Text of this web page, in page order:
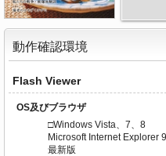
動作確認環境
Flash Viewer
OS及びブラウザ
□Windows Vista、7、8
Microsoft Internet Explorer
最新版